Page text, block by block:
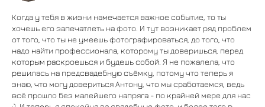
Когда у тебя в жизни намечается важное событие, то ты
хочешь его запечатлеть на фото. И тут возникает ряд проблем
от того, что ты не умеешь фотографироваться, до того, что
надо найти профессионала, которому ты доверишься, перед
которым раскроешься и будешь собой. Я не пожалела, что
решилась на предсвадебную съёмку, потому что теперь я
знаю, что могу довериться Антону, что мы сработаемся, ведь
всё прошло без малейшего напряга - по крайней мере для нас